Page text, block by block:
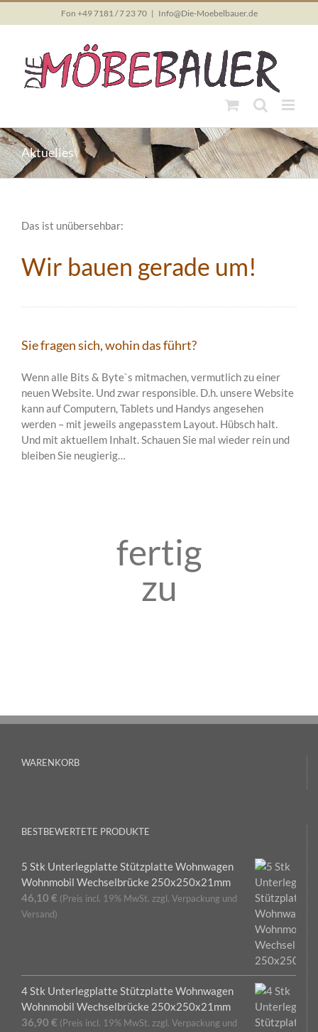
to
Fon +49 7181 / 7 23 70 | Info@Die-Moebelbauer.de
Aktuelles
Das ist unübersehbar:
Wir bauen gerade um!
Sie fragen sich, wohin das führt?
Wenn alle Bits & Byte`s mitmachen, vermutlich zu einer
neuen Website. Und zwar responsible. D.h. unsere Website
kann auf Computern, Tablets und Handys angesehen
werden – mit jeweils angepasstem Layout. Hübsch halt.
Und mit aktuellem Inhalt. Schauen Sie mal wieder rein und
bleiben Sie neugierig…
fertig
zu
WARENKORB
BESTBEWERTETE PRODUKTE
5 Stk Unterlegplatte Stützplatte Wohnwagen
Wohnmobil Wechselbrücke 250x250x21mm
46,10 € (Preis incl. 19% MwSt. zzgl. Verpackung und
Versand)
4 Stk Unterlegplatte Stützplatte Wohnwagen
Wohnmobil Wechselbrücke 250x250x21mm
36,90 € (Preis incl. 19% MwSt. zzgl. Verpackung und